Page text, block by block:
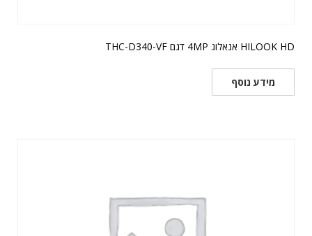
HILOOK HD אנאלוג 4MP דגם THC-D340-VF
מידע נוסף